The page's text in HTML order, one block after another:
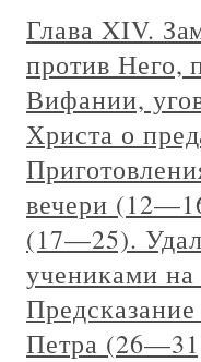
Глава XIV.
против Него,
Вифании,
Христа о
вечери
(17—25).
учениками
Петра